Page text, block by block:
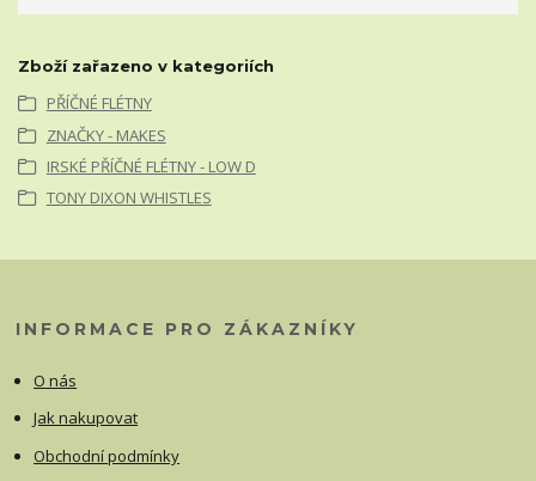
Zboží zařazeno v kategoriích
PŘÍČNÉ FLÉTNY
ZNAČKY - MAKES
IRSKÉ PŘÍČNÉ FLÉTNY - LOW D
TONY DIXON WHISTLES
INFORMACE PRO ZÁKAZNÍKY
O nás
Jak nakupovat
Obchodní podmínky